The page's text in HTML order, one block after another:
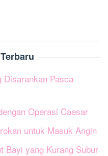
Disarankan Pasca
Operasi Caesar
untuk Masuk Angin
Bayi yang Kurang Subur